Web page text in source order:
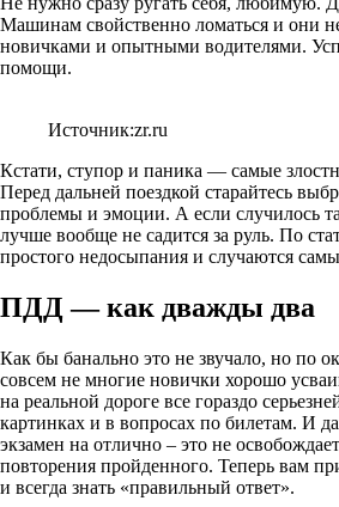
Машинам свойственно ломаться и они
новичками и опытными водителями.
помощи.
Источник:zr.ru
Кстати, ступор и паника — самые
Перед дальней поездкой старайтесь
проблемы и эмоции. А если случилось
лучше вообще не садится за руль. По
простого недосыпания и случаются
ПДД — как дважды два
Как бы банально это не звучало, но по
совсем не многие новички хорошо
на реальной дороге все гораздо
картинках и в вопросах по билетам. И
экзамен на отлично – это не
повторения пройденного. Теперь вам
и всегда знать «правильный ответ».